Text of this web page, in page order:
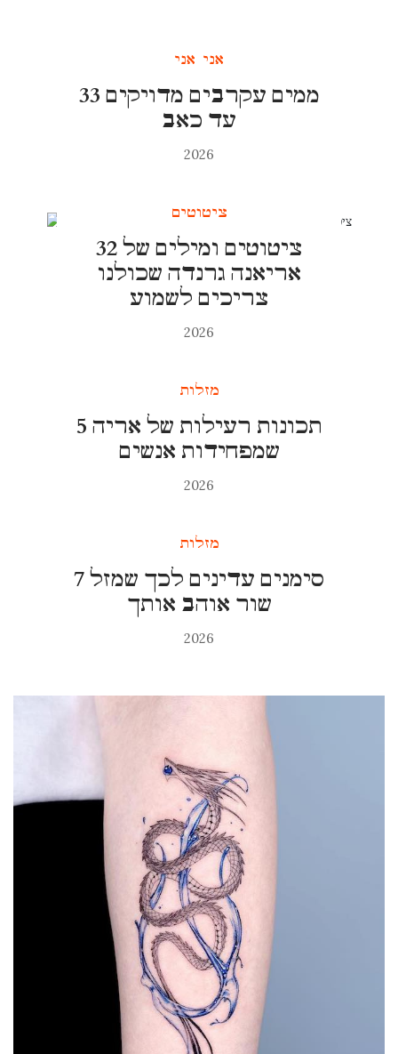
אני אני
33 ממים עקרבים מדויקים
עד כאב
2026
ציטוטים
32 ציטוטים ומילים של
אריאנה גרנדה שכולנו
צריכים לשמוע
2026
מזלות
5 תכונות רעילות של אריה
שמפחידות אנשים
2026
מזלות
7 סימנים עדינים לכך שמזל
שור אוהב אותך
2026